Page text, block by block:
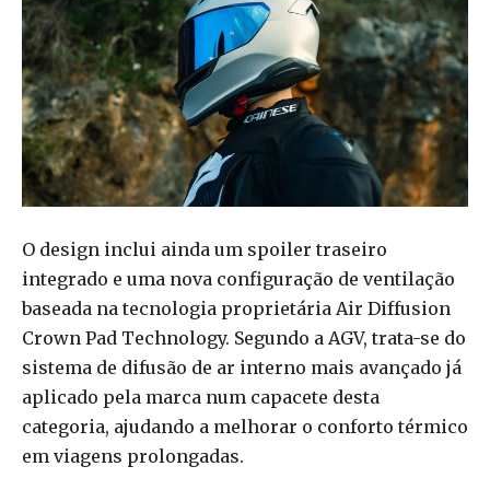
O design inclui ainda um spoiler traseiro
integrado e uma nova configuração de ventilação
baseada na tecnologia proprietária Air Diffusion
Crown Pad Technology. Segundo a AGV, trata-se do
sistema de difusão de ar interno mais avançado já
aplicado pela marca num capacete desta
categoria, ajudando a melhorar o conforto térmico
em viagens prolongadas.